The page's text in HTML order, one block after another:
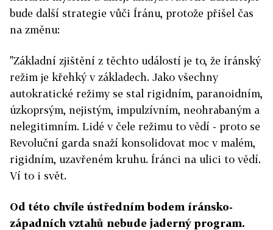
bude další strategie vůči Íránu, protože přišel čas
na změnu:
"Základní zjištění z těchto událostí je to, že íránský
režim je křehký v základech. Jako všechny
autokratické režimy se stal rigidním, paranoidním,
úzkoprsým, nejistým, impulzívním, neohrabaným a
nelegitimním. Lidé v čele režimu to vědí - proto se
Revoluční garda snaží konsolidovat moc v malém,
rigidním, uzavřeném kruhu. Íránci na ulici to vědí.
Ví to i svět.
Od této chvíle ústředním bodem íránsko-
západních vztahů nebude jaderný program.